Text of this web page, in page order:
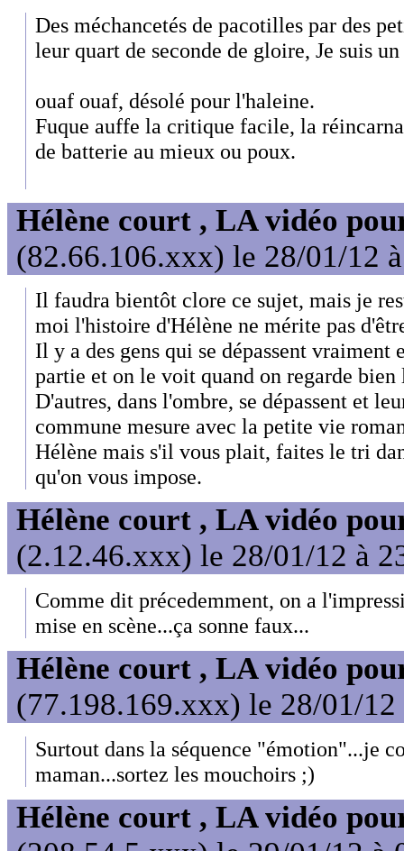
Des méchancetés de pacotilles par des
leur quart de seconde de gloire, Je suis
ouaf ouaf, désolé pour l'haleine.
Fuque auffe la critique facile, la
de batterie au mieux ou poux.
Hélène court , LA vidéo
(82.66.106.xxx) le 28/01/12
Il faudra bientôt clore ce sujet, mais je
moi l'histoire d'Hélène ne mérite pas
Il y a des gens qui se dépassent vraiment
partie et on le voit quand on regarde
D'autres, dans l'ombre, se dépassent et
commune mesure avec la petite vie
Hélène mais s'il vous plait, faites le tri
qu'on vous impose.
Hélène court , LA vidéo
(2.12.46.xxx) le 28/01/12 à
Comme dit précedemment, on a
mise en scène...ça sonne faux...
Hélène court , LA vidéo
(77.198.169.xxx) le 28/01/12
Surtout dans la séquence "émotion"...je
maman...sortez les mouchoirs ;)
Hélène court , LA vidéo